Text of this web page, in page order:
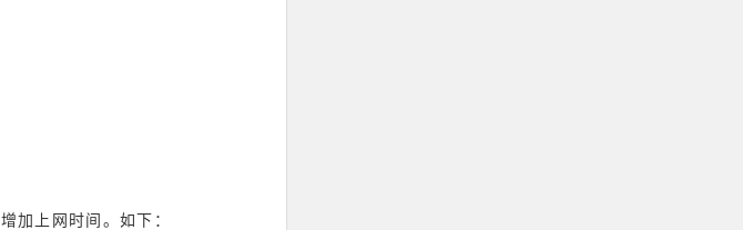
增加上网时间。如下：